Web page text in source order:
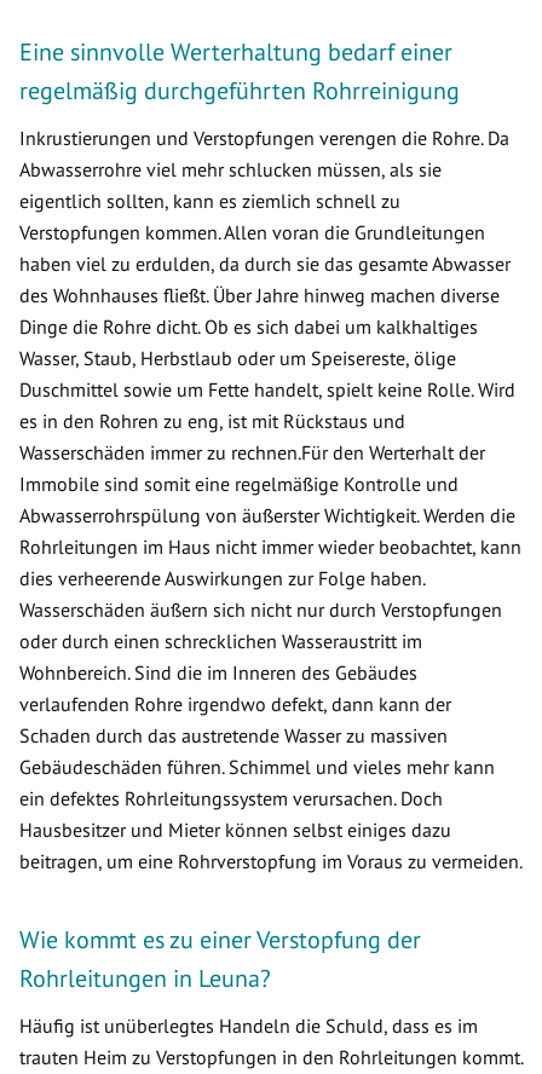
Eine sinnvolle Werterhaltung bedarf einer
regelmäßig durchgeführten Rohrreinigung
Inkrustierungen und Verstopfungen verengen die Rohre. Da
Abwasserrohre viel mehr schlucken müssen, als sie
eigentlich sollten, kann es ziemlich schnell zu
Verstopfungen kommen. Allen voran die Grundleitungen
haben viel zu erdulden, da durch sie das gesamte Abwasser
des Wohnhauses fließt. Über Jahre hinweg machen diverse
Dinge die Rohre dicht. Ob es sich dabei um kalkhaltiges
Wasser, Staub, Herbstlaub oder um Speisereste, ölige
Duschmittel sowie um Fette handelt, spielt keine Rolle. Wird
es in den Rohren zu eng, ist mit Rückstaus und
Wasserschäden immer zu rechnen.Für den Werterhalt der
Immobile sind somit eine regelmäßige Kontrolle und
Abwasserrohrspülung von äußerster Wichtigkeit. Werden die
Rohrleitungen im Haus nicht immer wieder beobachtet, kann
dies verheerende Auswirkungen zur Folge haben.
Wasserschäden äußern sich nicht nur durch Verstopfungen
oder durch einen schrecklichen Wasseraustritt im
Wohnbereich. Sind die im Inneren des Gebäudes
verlaufenden Rohre irgendwo defekt, dann kann der
Schaden durch das austretende Wasser zu massiven
Gebäudeschäden führen. Schimmel und vieles mehr kann
ein defektes Rohrleitungssystem verursachen. Doch
Hausbesitzer und Mieter können selbst einiges dazu
beitragen, um eine Rohrverstopfung im Voraus zu vermeiden.
Wie kommt es zu einer Verstopfung der
Rohrleitungen in Leuna?
Häufig ist unüberlegtes Handeln die Schuld, dass es im
trauten Heim zu Verstopfungen in den Rohrleitungen kommt.